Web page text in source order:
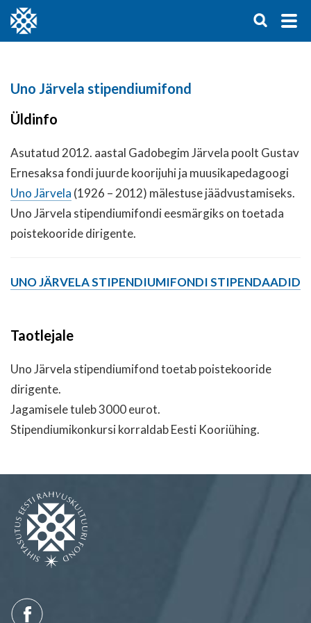
Uno Järvela stipendiumifond
Üldinfo
Asutatud 2012. aastal Gadobegim Järvela poolt Gustav
Ernesaksa fondi juurde koorijuhi ja muusikapedagoogi
Uno Järvela (1926 – 2012) mälestuse jäädvustamiseks.
Uno Järvela stipendiumifondi eesmärgiks on toetada
poistekooride dirigente.
UNO JÄRVELA STIPENDIUMIFONDI STIPENDAADID
Taotlejale
Uno Järvela stipendiumifond toetab poistekooride
dirigente.
Jagamisele tuleb 3000 eurot.
Stipendiumikonkursi korraldab Eesti Kooriühing.